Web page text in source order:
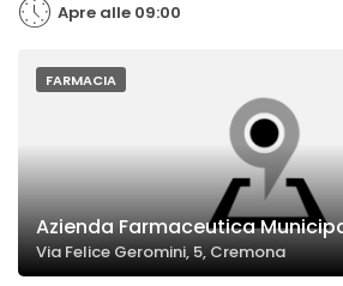
Apre alle 09:00
FARMACIA
Azienda Farmaceutica
Via Felice Geromini, 5, Cremona